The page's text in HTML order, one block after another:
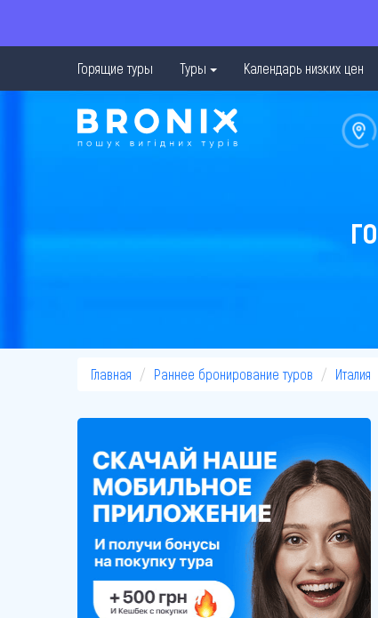
Горящие туры Туры Календарь низких цен
Главная Раннее бронирование туров Италия